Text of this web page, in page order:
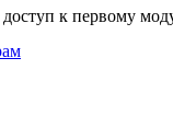
к первому